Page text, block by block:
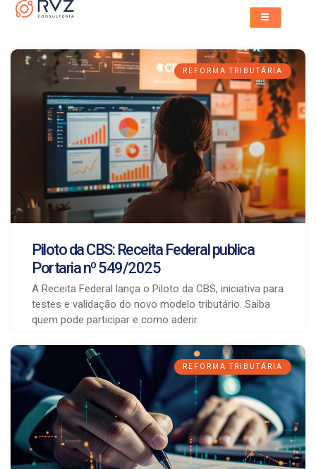
REFORMA TRIBUTÁRIA
Piloto da CBS: Receita Federal publica
Portaria nº 549/2025
A Receita Federal lança o Piloto da CBS, iniciativa para
testes e validação do novo modelo tributário. Saiba
quem pode participar e como aderir.
REFORMA TRIBUTÁRIA